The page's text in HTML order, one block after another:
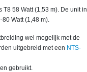
58 Watt (1,53 m). De unit in
Watt (1,48 m).
wel mogelijk met de
uitgebreid met een NTS-
gebruikt.